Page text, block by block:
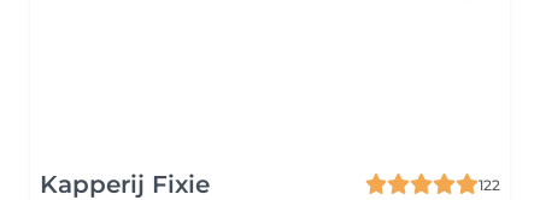
Kapperij Fixie
122